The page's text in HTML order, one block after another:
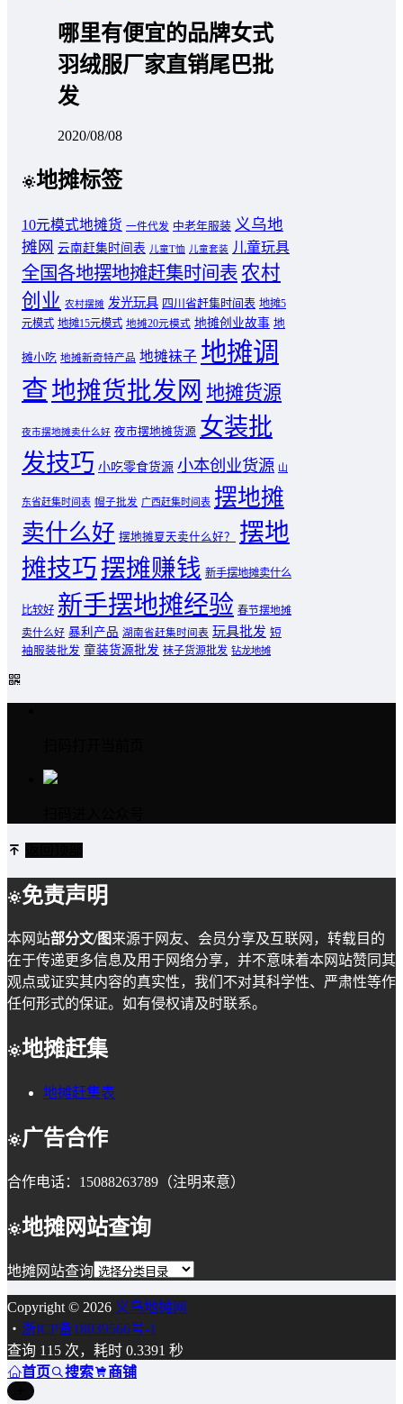
哪里有便宜的品牌女式
羽绒服厂家直销尾巴批
发
2020/08/08
地摊标签
10元模式地摊货 一件代发 中老年服装 义乌地
摊网 云南赶集时间表 儿童T恤 儿童套装 儿童玩具
全国各地摆地摊赶集时间表 农村
创业 农村摆摊 发光玩具 四川省赶集时间表 地摊5
元模式 地摊15元模式 地摊20元模式 地摊创业故事 地
摊小吃 地摊新奇特产品 地摊袜子 地摊调
查地摊货批发网 地摊货源
夜市摆地摊卖什么好 夜市摆地摊货源 女装批
发技巧 小吃零食货源 小本创业货源 山
东省赶集时间表 帽子批发 广西赶集时间表 摆地摊
卖什么好 摆地摊夏天卖什么好？
摆地
摊技巧摆摊赚钱 新手摆地摊卖什么
比较好 新手摆地摊经验 春节摆地摊
卖什么好 暴利产品 湖南省赶集时间表 玩具批发 短
袖服装批发 童装货源批发 袜子货源批发 钻龙地摊
免责声明
本网站部分文/图来源于网友、会员分享及互联网，转载目的
在于传递更多信息及用于网络分享，并不意味着本网站赞同其
观点或证实其内容的真实性，我们不对其科学性、严肃性等作
任何形式的保证。如有侵权请及时联系。
地摊赶集
地摊赶集表
广告合作
合作电话：15088263789（注明来意）
地摊网站查询
地摊网站查询
Copyright © 2026 义乌地摊网
・ 浙ICP备18039566号-1
查询 115 次，耗时 0.3391 秒
首页
搜索 商铺